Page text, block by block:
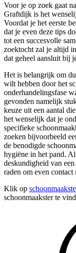
Voor je op zoek gaat
Graftdijk is het
Voordat je het eerste
dat je even deze tips
tot een succesvolle
zoektocht zal je altijd
dat geheel aansluit bij
Het is belangrijk om
wilt hebben door het
onderhandelingsfase
gevonden namelijk
keuze uit een aantal
het wenselijk dat je
specifieke
zoeken bijvoorbeeld
de benodigde
hygiëne in het pand.
deskundigheid van
raden om even contact
Klik op
schoonmaakster te